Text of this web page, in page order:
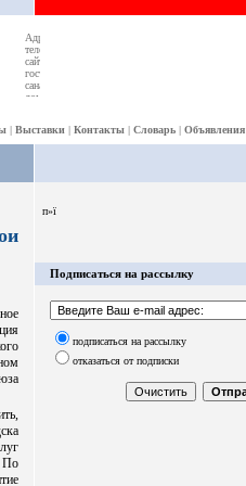
| Выставки | Контакты | Словарь | Объявления
По
п»ї
Подписаться на рассылку
подписаться на рассылку
отказаться от подписки